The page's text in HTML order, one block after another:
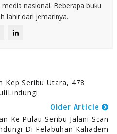
nasional. Beberapa buku
lahir dari jemarinya.
Kep Seribu Utara, 478
Older Article
Ke Pulau Seribu Jalani Scan
Di Pelabuhan Kaliadem